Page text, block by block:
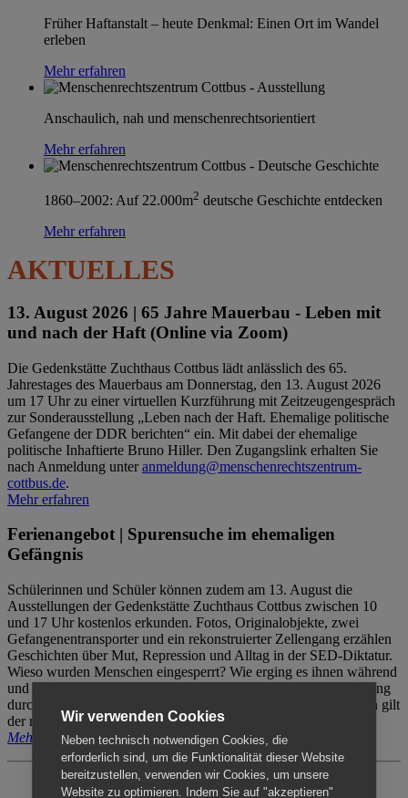
Früher Haftanstalt – heute Denkmal: Einen Ort im Wandel
erleben
Mehr erfahren
Anschaulich, nah und menschenrechtsorientiert
Mehr erfahren
1860–2002: Auf 22.000m2 deutsche Geschichte entdecken
Mehr erfahren
AKTUELLES
13. August 2026 | 65 Jahre Mauerbau - Leben mit
und nach der Haft (Online via Zoom)
Die Gedenkstätte Zuchthaus Cottbus lädt anlässlich des 65.
Jahrestages des Mauerbaus am Donnerstag, den 13. August 2026
um 17 Uhr zu einer virtuellen Kurzführung mit Zeitzeugengespräch
zur Sonderausstellung „Leben nach der Haft. Ehemalige politische
Gefangene der DDR berichten“ ein. Mit dabei der ehemalige
politische Inhaftierte Bruno Hiller. Den Zugangslink erhalten Sie
nach Anmeldung unteranmeldung@menschenrechtszentrum-
cottbus.de.
Mehr erfahren
Ferienangebot | Spurensuche im ehemaligen
Gefängnis
Schülerinnen und Schüler können zudem am 13. August die
Ausstellungen der Gedenkstätte Zuchthaus Cottbus zwischen 10
und 17 Uhr kostenlos erkunden. Fotos, Originalobjekte, zwei
Gefangenentransporter und ein rekonstruierter Zellengang erzählen
Geschichten über Mut, Repression und Alltag in der SED-Diktatur.
Wieso wurden Menschen eingesperrt? Wie erging es ihnen während
und nach der Haft? Der Besuch erfolgt individuell ohne Betreuung
durch das Menschenrechtszentrum Cottbus. Für Begleitpersonen gilt
der reguläre Eintritt (8€ / ermäßigt 5€).
Mehr erfahren
Wir verwenden Cookies
Neben technisch notwendigen Cookies, die
erforderlich sind, um die Funktionalität dieser Website
bereitzustellen, verwenden wir Cookies, um unsere
Website zu optimieren. Indem Sie auf "akzeptieren"